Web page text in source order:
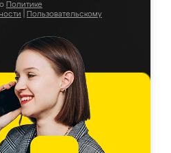
Политике
Пользовательскому